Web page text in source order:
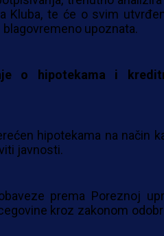
Kluba, te će o svim
upoznata.
o hipotekama i
hipotekama na način
javnosti.
prema Poreznoj
kroz zakonom